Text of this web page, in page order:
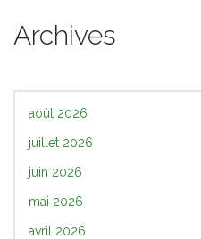
Archives
août 2026
juillet 2026
juin 2026
mai 2026
avril 2026